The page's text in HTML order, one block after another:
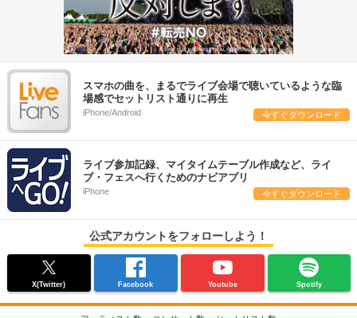
スマホの曲を、まるでライブ会場で聴いているような臨
場感でセットリスト通りに再生
iPhone/Android 今すぐダウンロード
ライブ参加記録、マイタイムテーブル作成など、ライ
ブ・フェスへ行くためのナビアプリ
iPhone 今すぐダウンロード
公式アカウントをフォローしよう！
X(Twitter) Facebook Youtube Spotify